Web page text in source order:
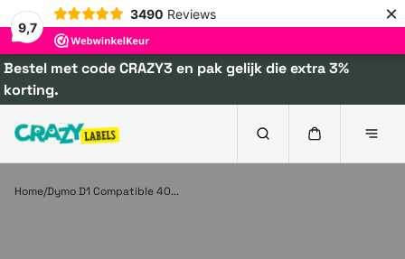
9,7
3490 Reviews ×
Bestel met code CRAZY3 en pak gelijk die extra 3%
korting.
Home Dymo D1 Compatible 40...